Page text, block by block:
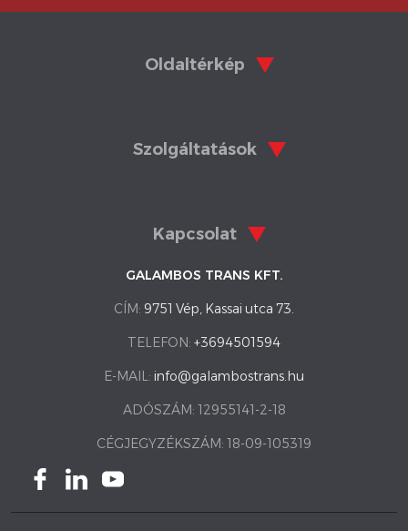
Oldaltérkép
Szolgáltatások
Kapcsolat
GALAMBOS TRANS KFT.
CÍM: 9751 Vép, Kassai utca 73.
TELEFON: +3694501594
E-MAIL: info@galambostrans.hu
ADÓSZÁM: 12955141-2-18
CÉGJEGYZÉKSZÁM: 18-09-105319